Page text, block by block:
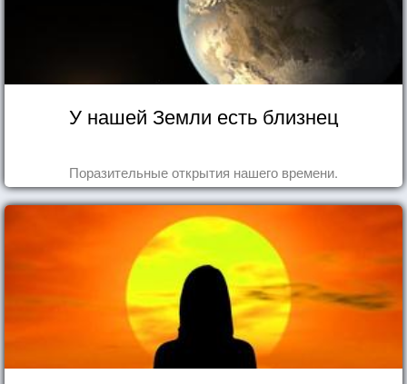
У нашей Земли есть близнец
Поразительные открытия нашего времени.